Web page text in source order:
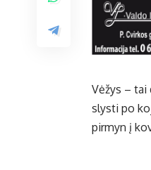
Vėžys – tai
slysti po
pirmyn į